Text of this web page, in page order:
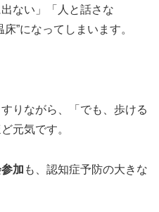
ない」「人と話さな
”になってしまいます。
りながら、「でも、歩ける
元気です。
加 も、認知症予防の大きな